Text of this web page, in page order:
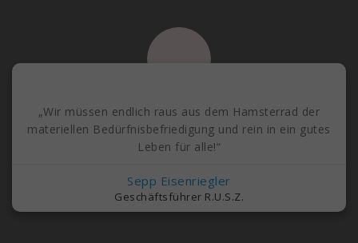
„Wir müssen endlich raus aus dem Hamsterrad der
materiellen Bedürfnisbefriedigung und rein in ein gutes
Leben für alle!“
Sepp Eisenriegler
Geschäftsführer R.U.S.Z.